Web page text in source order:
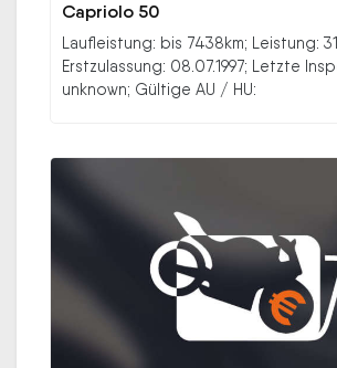
Capriolo 50
Laufleistung: bis 7438km; Leistung:
Erstzulassung: 08.07.1997; Letzte
unknown; Gültige AU / HU: